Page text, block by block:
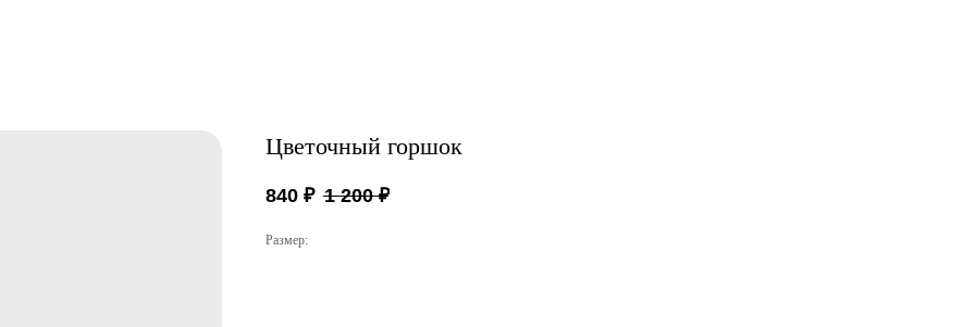
Цветочный горшок
840 ₽ 1 200 ₽
Размер: